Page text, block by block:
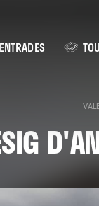
ENTRADES